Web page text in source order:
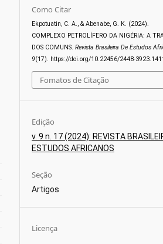
Como Citar
Ekpotuatin, C. A., & Abenabe, G. K. (2024).
COMPLEXO PETROLÍFERO DA NIGÉRIA: A
DOS COMUNS.Revista Brasileira De Estudos
9(17). https://doi.org/10.22456/2448-
Fomatos de Citação
Edição
v. 9 n. 17 (2024): REVISTA
ESTUDOS AFRICANOS
Seção
Artigos
Licença